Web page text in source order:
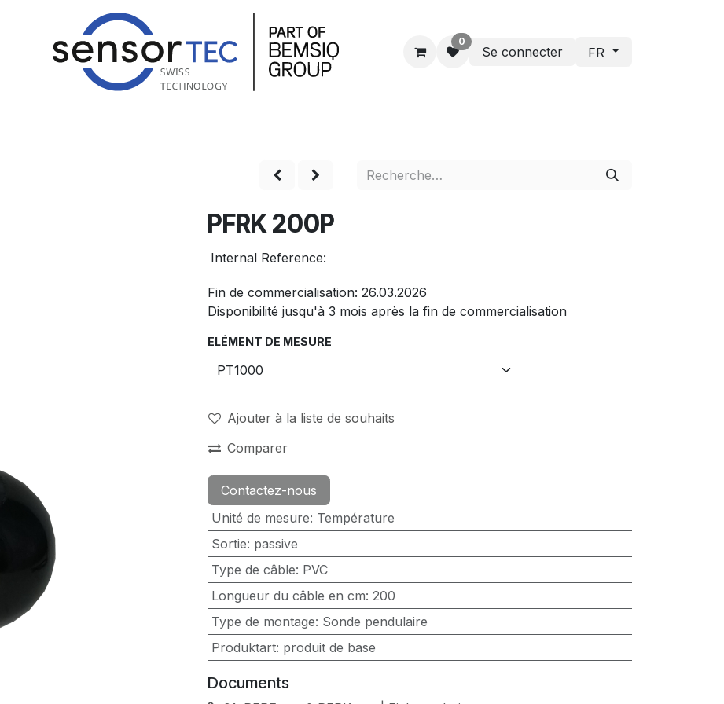
0
Se connecter FR
PFRK 200P
Internal Reference:
Fin de commercialisation: 26.03.2026
Disponibilité jusqu'à 3 mois après la fin de commercialisation
ELÉMENT DE MESURE
Ajouter à la liste de souhaits
Comparer
Contactez-nous
Unité de mesure: Température
Sortie: passive
Type de câble: PVC
Longueur du câble en cm: 200
Type de montage: Sonde pendulaire
Produktart: produit de base
Documents